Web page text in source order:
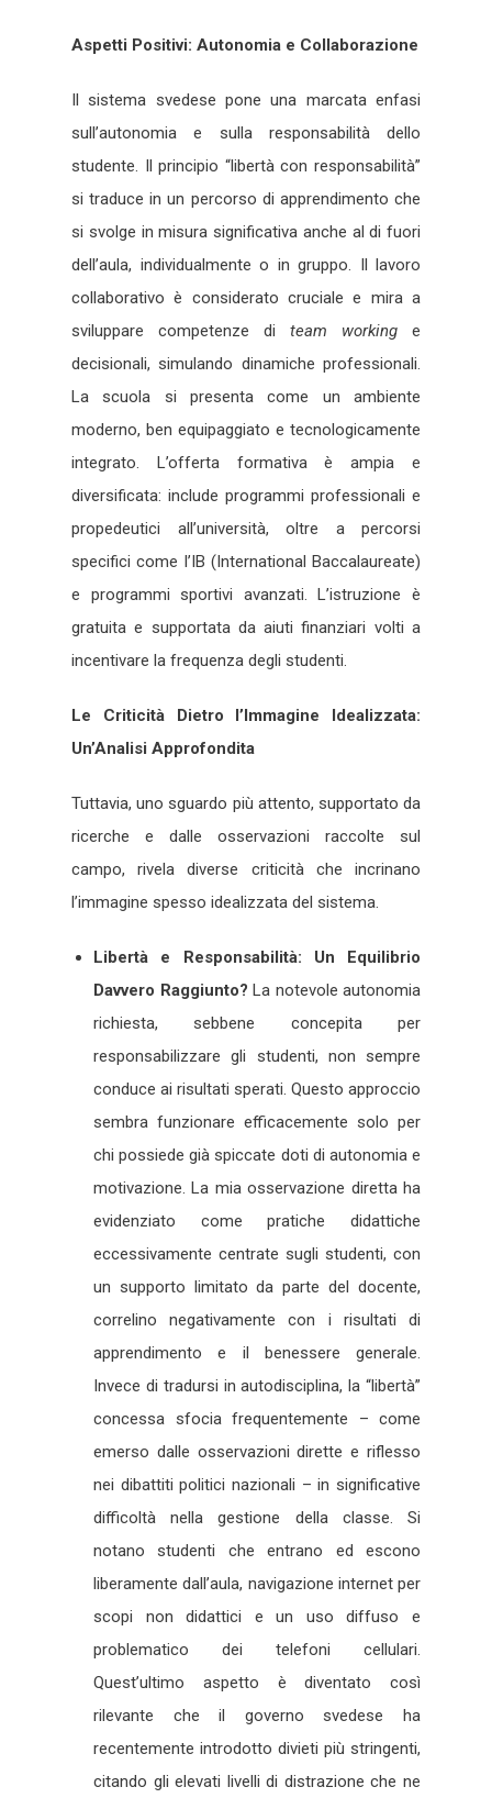
Aspetti Positivi: Autonomia e Collaborazione
Il sistema svedese pone una marcata enfasi
sull’autonomia e sulla responsabilità dello
studente. Il principio “libertà con responsabilità”
si traduce in un percorso di apprendimento che
si svolge in misura significativa anche al di fuori
dell’aula, individualmente o in gruppo. Il lavoro
collaborativo è considerato cruciale e mira a
sviluppare competenze di team working e
decisionali, simulando dinamiche professionali.
La scuola si presenta come un ambiente
moderno, ben equipaggiato e tecnologicamente
integrato. L’offerta formativa è ampia e
diversificata: include programmi professionali e
propedeutici all’università, oltre a percorsi
specifici come l’IB (International Baccalaureate)
e programmi sportivi avanzati. L’istruzione è
gratuita e supportata da aiuti finanziari volti a
incentivare la frequenza degli studenti.
Le Criticità Dietro l’Immagine Idealizzata:
Un’Analisi Approfondita
Tuttavia, uno sguardo più attento, supportato da
ricerche e dalle osservazioni raccolte sul
campo, rivela diverse criticità che incrinano
l’immagine spesso idealizzata del sistema.
Libertà e Responsabilità: Un Equilibrio
Davvero Raggiunto? La notevole autonomia
richiesta, sebbene concepita per
responsabilizzare gli studenti, non sempre
conduce ai risultati sperati. Questo approccio
sembra funzionare efficacemente solo per
chi possiede già spiccate doti di autonomia e
motivazione. La mia osservazione diretta ha
evidenziato come pratiche didattiche
eccessivamente centrate sugli studenti, con
un supporto limitato da parte del docente,
correlino negativamente con i risultati di
apprendimento e il benessere generale.
Invece di tradursi in autodisciplina, la “libertà”
concessa sfocia frequentemente – come
emerso dalle osservazioni dirette e riflesso
nei dibattiti politici nazionali – in significative
difficoltà nella gestione della classe. Si
notano studenti che entrano ed escono
liberamente dall’aula, navigazione internet per
scopi non didattici e un uso diffuso e
problematico dei telefoni cellulari.
Quest’ultimo aspetto è diventato così
rilevante che il governo svedese ha
recentemente introdotto divieti più stringenti,
citando gli elevati livelli di distrazione che ne